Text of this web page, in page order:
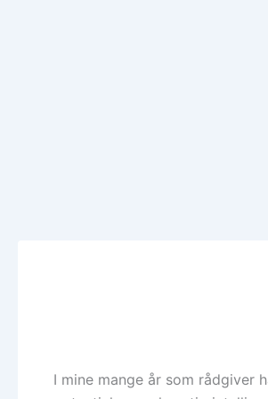
I mine mange år som rådgiver